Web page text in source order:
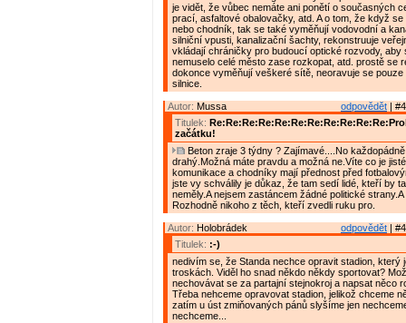
je vidět, že vůbec nemáte ani ponětí o současných
prací, asfaltové obalovačky, atd. A o tom, že když se
nebo chodník, tak se také vyměňují vodovodní a
silniční vpusti, kanalizační šachty, rekonstruuje
vkládají chráničky pro budoucí optické rozvody, aby
nemuselo celé město zase rozkopat, atd. prostě se
dokonce vyměňují veškeré sítě, neoravuje se pouze
silnice.
odpovědět |
Autor: Mussa
Titulek:
začátku!
Beton zraje 3 týdny ? Zajímavé....No
drahý.Možná máte pravdu a možná ne.Víte co je
komunikace a chodníky mají přednost před
jste vy schválily je důkaz, že tam sedí lidé, kteří by
neměly.A nejsem zastáncem žádné politické
Rozhodně nikoho z těch, kteří zvedli ruku pro.
odpovědět |
Autor: Holobrádek
Titulek: :-)
nedivím se, že Standa nechce opravit stadion, který
troskách. Viděl ho snad někdo někdy sportovat?
nechovávat se za partajní stejnokroj a napsat něco
Třeba nehceme opravovat stadion, jelikož chceme
zatím u úst zmiňovaných pánů slyšíme jen
nechceme...